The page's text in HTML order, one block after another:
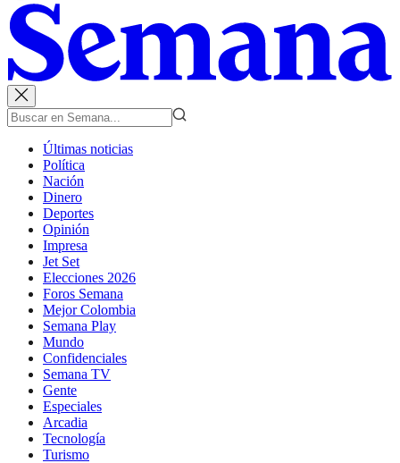
Últimas noticias
Política
Nación
Dinero
Deportes
Opinión
Impresa
Jet Set
Elecciones 2026
Foros Semana
Mejor Colombia
Semana Play
Mundo
Confidenciales
Semana TV
Gente
Especiales
Arcadia
Tecnología
Turismo